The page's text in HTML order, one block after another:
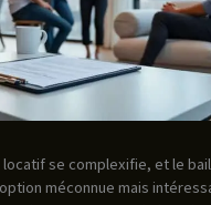
locatif se complexifie, et le
méconnue mais